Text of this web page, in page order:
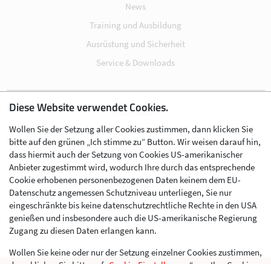
News
Training und Ausbildung
Ausrüstung und Sicherheit
Service & Downloads
Impressum
Datenschutz
Cookie-Einstellungen
AGB
Kontakt
Werben im Skibergsteigen
Diese Website verwendet Cookies.
Wollen Sie der Setzung aller Cookies zustimmen, dann klicken Sie
bitte auf den grünen „Ich stimme zu“ Button. Wir weisen darauf hin,
dass hiermit auch der Setzung von Cookies US-amerikanischer
Anbieter zugestimmt wird, wodurch Ihre durch das entsprechende
Cookie erhobenen personenbezogenen Daten keinem dem EU-
Datenschutz angemessen Schutzniveau unterliegen, Sie nur
eingeschränkte bis keine datenschutzrechtliche Rechte in den USA
genießen und insbesondere auch die US-amerikanische Regierung
Zugang zu diesen Daten erlangen kann.
Wollen Sie keine oder nur der Setzung einzelner Cookies zustimmen,